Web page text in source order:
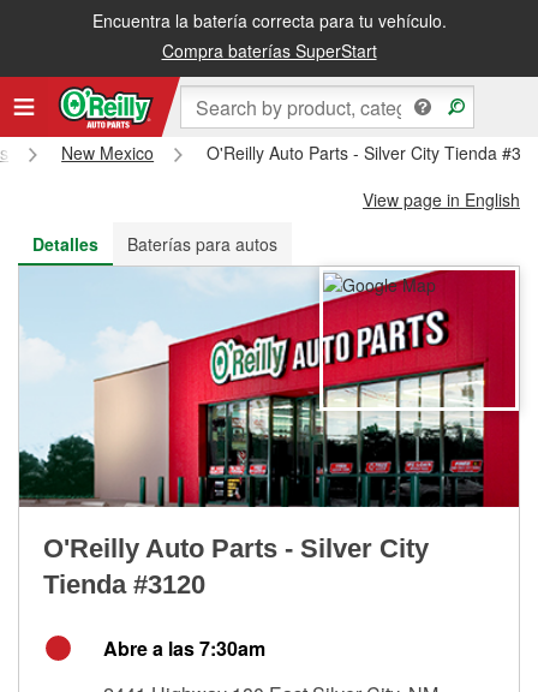
Encuentra la batería correcta para tu vehículo.
Compra baterías SuperStart
Recibe tu orden gratis al día siguiente o recógela en la tienda
New Mexico
O'Reilly Auto Parts - Silver City Tienda
View page in English
Detalles
Baterías para autos
O'Reilly Auto Parts - Silver City
Tienda #3120
Abre a las 7:30am